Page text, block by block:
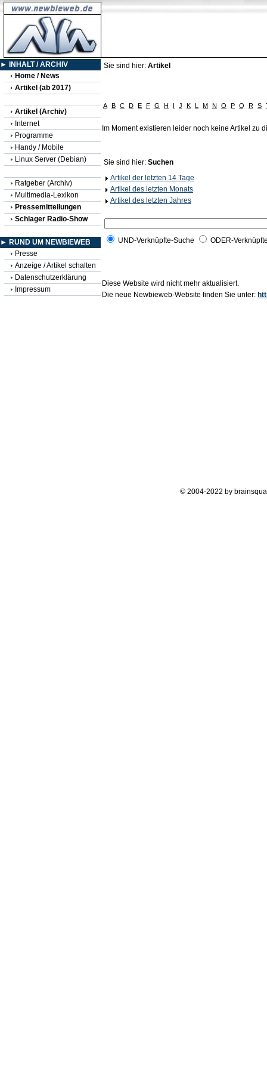
► INHALT / ARCHIV
Home / News
Artikel (ab 2017)
Artikel (Archiv)
Internet
Programme
Handy / Mobile
Linux Server (Debian)
Ratgeber (Archiv)
Multimedia-Lexikon
Pressemitteilungen
Schlager Radio-Show
► RUND UM NEWBIEWEB
Presse
Anzeige / Artikel schalten
Datenschutzerklärung
Impressum
Sie sind hier: Artikel
A B C D E F G H I J K L M N O P Q R S
Im Moment existieren leider noch keine Artikel zu
Sie sind hier: Suchen
Artikel der letzten 14 Tage
Artikel des letzten Monats
Artikel des letzten Jahres
UND-Verknüpfte-Suche ODER-
Diese Website wird nicht mehr aktualisiert.
Die neue Newbieweb-Website finden Sie unter:
© 2004-2022 by